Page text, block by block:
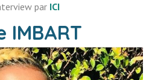
par ICI
IMBART